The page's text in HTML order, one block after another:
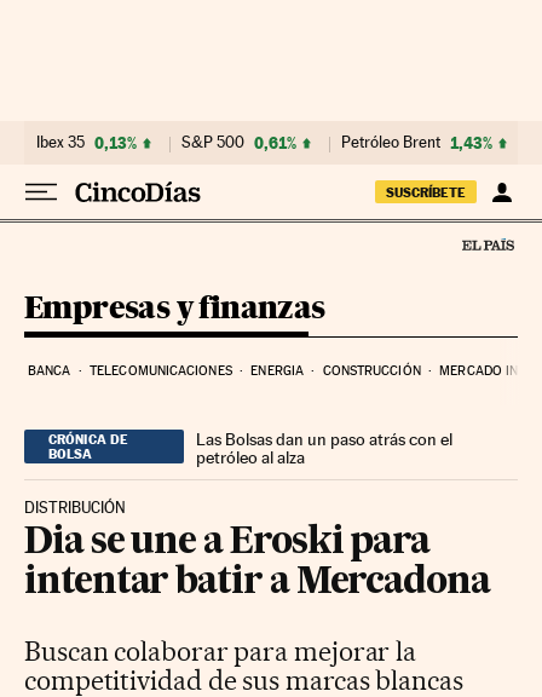
Ibex 35 0,13% S&P 500 0,61% Petróleo Brent 1,43%
SUSCRÍBETE
Empresas y finanzas
BANCA TELECOMUNICACIONES ENERGIA CONSTRUCCIÓN MERCADO
CRÓNICA DE
BOLSA
Las Bolsas dan un paso atrás con el
petróleo al alza
DISTRIBUCIÓN
Dia se une a Eroski para
intentar batir a Mercadona
Buscan colaborar para mejorar la
competitividad de sus marcas blancas